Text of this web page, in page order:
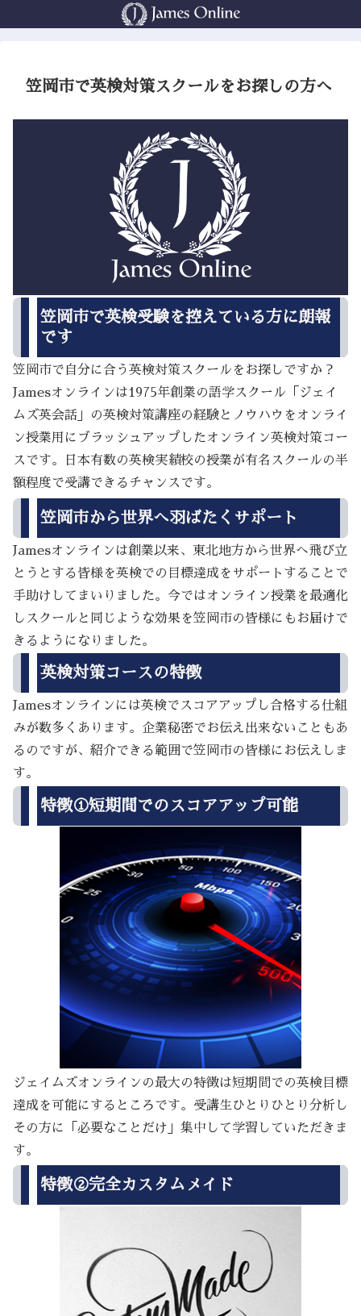
笠岡市で英検対策スクールをお探しの方へ
笠岡市で英検受験を控えている方に朗報
です
笠岡市で自分に合う英検対策スクールをお探しですか？
Jamesオンラインは1975年創業の語学スクール「ジェイ
ムズ英会話」の英検対策講座の経験とノウハウをオンライ
ン授業用にブラッシュアップしたオンライン英検対策コー
スです。日本有数の英検実績校の授業が有名スクールの半
額程度で受講できるチャンスです。
笠岡市から世界へ羽ばたくサポート
Jamesオンラインは創業以来、東北地方から世界へ飛び立
とうとする皆様を英検での目標達成をサポートすることで
手助けしてまいりました。今ではオンライン授業を最適化
しスクールと同じような効果を笠岡市の皆様にもお届けで
きるようになりました。
英検対策コースの特徴
Jamesオンラインには英検でスコアアップし合格する仕組
みが数多くあります。企業秘密でお伝え出来ないこともあ
るのですが、紹介できる範囲で笠岡市の皆様にお伝えしま
す。
特徴①短期間でのスコアアップ可能
ジェイムズオンラインの最大の特徴は短期間での英検目標
達成を可能にするところです。受講生ひとりひとり分析し
その方に「必要なことだけ」集中して学習していただきま
す。
特徴②完全カスタムメイド